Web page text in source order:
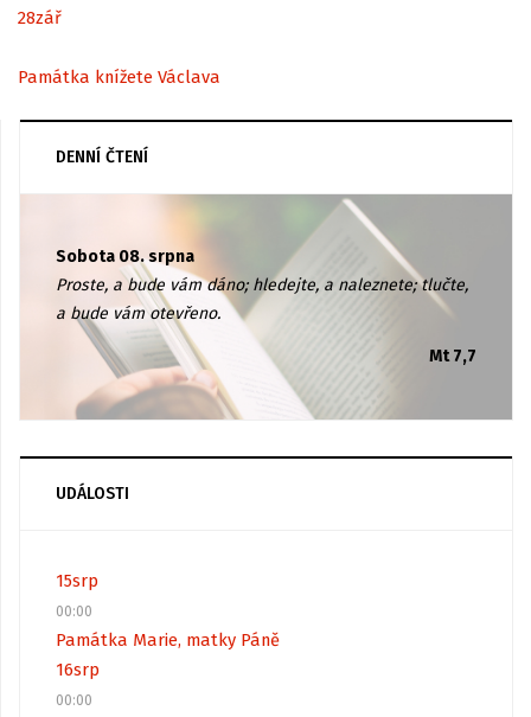
28zář
Památka knížete Václava
DENNÍ ČTENÍ
Sobota 08. srpna
Proste, a bude vám dáno; hledejte, a naleznete; tlučte,
a bude vám otevřeno.
Mt 7,7
UDÁLOSTI
15srp
00:00
Památka Marie, matky Páně
16srp
00:00